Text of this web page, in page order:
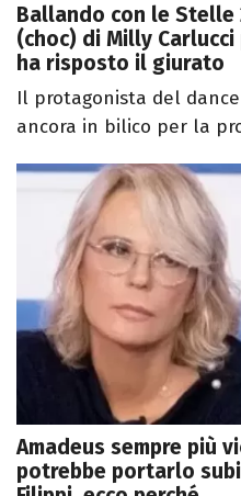
Ballando con le
(choc) di Milly Carlucci
ha risposto il giurato
Il protagonista del
ancora in bilico per la
Amadeus sempre più
potrebbe portarlo